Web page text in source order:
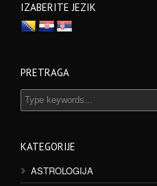
IZABERITE JEZIK
PRETRAGA
KATEGORIJE
ASTROLOGIJA